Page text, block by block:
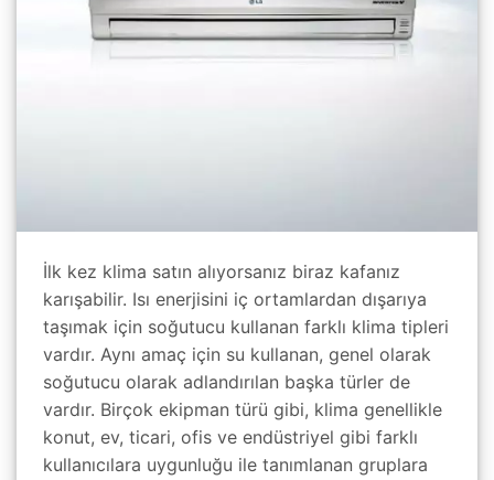
İlk kez klima satın alıyorsanız biraz kafanız
karışabilir. Isı enerjisini iç ortamlardan dışarıya
taşımak için soğutucu kullanan farklı klima tipleri
vardır. Aynı amaç için su kullanan, genel olarak
soğutucu olarak adlandırılan başka türler de
vardır. Birçok ekipman türü gibi, klima genellikle
konut, ev, ticari, ofis ve endüstriyel gibi farklı
kullanıcılara uygunluğu ile tanımlanan gruplara